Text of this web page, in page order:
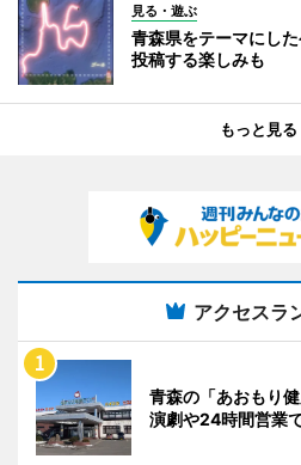
見る・遊ぶ
青森県をテーマにし
投稿する楽しみも
もっと見る
アクセスラ
青森の「あおもり
演劇や24時間営業